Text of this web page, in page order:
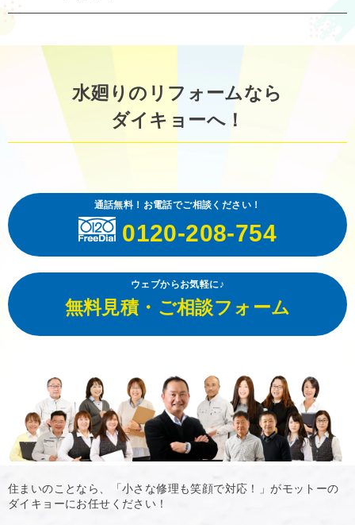
水廻りのリフォームなら
ダイキョーへ！
通話無料！お電話でご相談ください！
0120-208-754
ウェブからお気軽に♪
無料見積・ご相談フォーム
住まいのことなら、「小さな修理も笑顔で対応！」がモットーの
ダイキョーにお任せください！